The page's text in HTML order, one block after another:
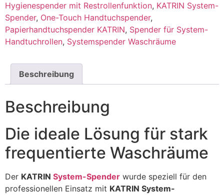
Hygienespender mit Restrollenfunktion, KATRIN System-
Spender, One-Touch Handtuchspender,
Papierhandtuchspender KATRIN, Spender für System-
Handtuchrollen, Systemspender Waschräume
Beschreibung
Beschreibung
Die ideale Lösung für stark
frequentierte Waschräume
Der KATRIN System-Spender wurde speziell für den
professionellen Einsatz mit KATRIN System-